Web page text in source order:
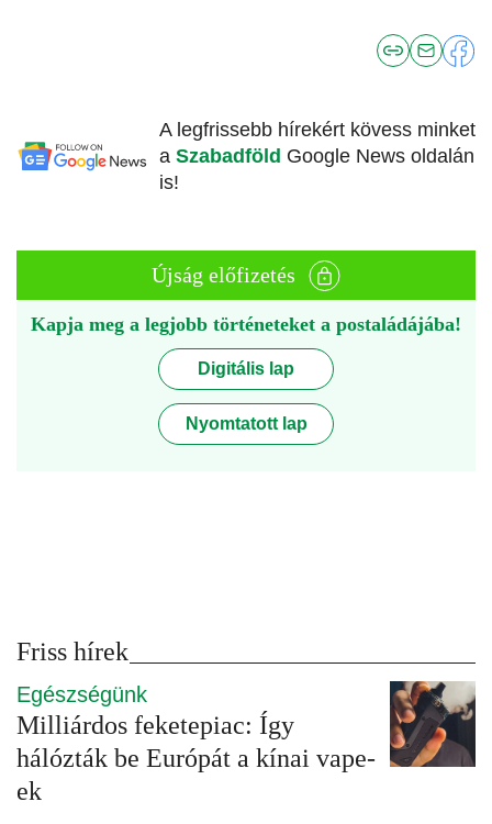
A legfrissebb hírekért kövess minket
a Szabadföld Google News oldalán
is!
Újság előfizetés
Kapja meg a legjobb történeteket a postaládájába!
Digitális lap
Nyomtatott lap
Friss hírek
Egészségünk
Milliárdos feketepiac: Így
hálózták be Európát a kínai vape-
ek